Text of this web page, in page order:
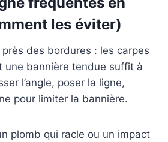
les éviter)
des bordures : les carpes
une bannière tendue suffit à
l’angle, poser la ligne,
pour limiter la bannière.
plomb qui racle ou un impact